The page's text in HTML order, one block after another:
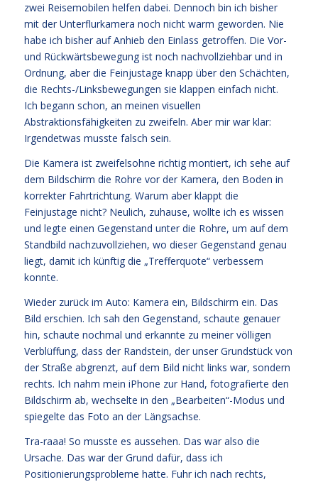
zwei Reisemobilen helfen dabei. Dennoch bin ich bisher
mit der Unterflurkamera noch nicht warm geworden. Nie
habe ich bisher auf Anhieb den Einlass getroffen. Die Vor-
und Rückwärtsbewegung ist noch nachvollziehbar und in
Ordnung, aber die Feinjustage knapp über den Schächten,
die Rechts-/Linksbewegungen sie klappen einfach nicht.
Ich begann schon, an meinen visuellen
Abstraktionsfähigkeiten zu zweifeln. Aber mir war klar:
Irgendetwas musste falsch sein.
Die Kamera ist zweifelsohne richtig montiert, ich sehe auf
dem Bildschirm die Rohre vor der Kamera, den Boden in
korrekter Fahrtrichtung. Warum aber klappt die
Feinjustage nicht? Neulich, zuhause, wollte ich es wissen
und legte einen Gegenstand unter die Rohre, um auf dem
Standbild nachzuvollziehen, wo dieser Gegenstand genau
liegt, damit ich künftig die „Trefferquote“ verbessern
konnte.
Wieder zurück im Auto: Kamera ein, Bildschirm ein. Das
Bild erschien. Ich sah den Gegenstand, schaute genauer
hin, schaute nochmal und erkannte zu meiner völligen
Verblüffung, dass der Randstein, der unser Grundstück von
der Straße abgrenzt, auf dem Bild nicht links war, sondern
rechts. Ich nahm mein iPhone zur Hand, fotografierte den
Bildschirm ab, wechselte in den „Bearbeiten“-Modus und
spiegelte das Foto an der Längsachse.
Tra-raaa! So musste es aussehen. Das war also die
Ursache. Das war der Grund dafür, dass ich
Positionierungsprobleme hatte. Fuhr ich nach rechts,